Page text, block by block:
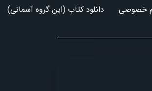
خصوصی دانلود کتاب (این گروه آسمانی)